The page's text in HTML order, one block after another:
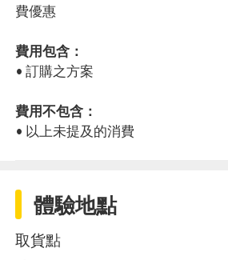
費優惠
費用包含：
• 訂購之方案
費用不包含：
• 以上未提及的消費
體驗地點
取貨點